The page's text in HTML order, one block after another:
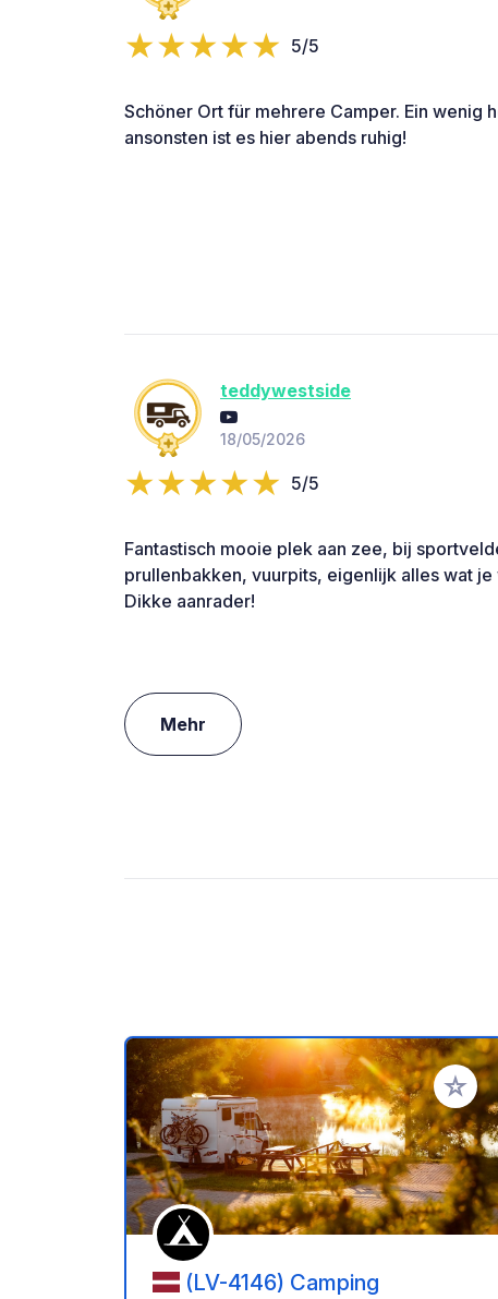
5/5
Schöner Ort für mehrere Camper. Ein wenig
ansonsten ist es hier abends ruhig!
teddywestside
18/05/2026
5/5
Fantastisch mooie plek aan zee, bij
prullenbakken, vuurpits, eigenlijk alles wat
Dikke aanrader!
Mehr
Zu
(LV-4146) Camping